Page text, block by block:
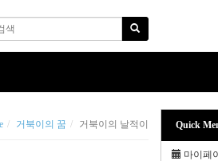
거북이의 꿈 거북이의 날적이 Quick
마이페